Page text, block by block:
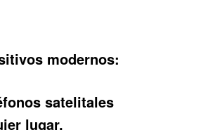
modernos:
satelitales
lugar.